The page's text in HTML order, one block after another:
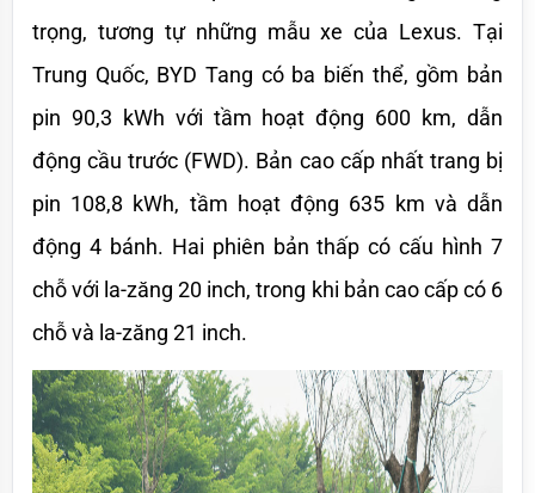
trọng, tương tự những mẫu xe của Lexus. Tại
Trung Quốc, BYD Tang có ba biến thể, gồm bản
pin 90,3 kWh với tầm hoạt động 600 km, dẫn
động cầu trước (FWD). Bản cao cấp nhất trang bị
pin 108,8 kWh, tầm hoạt động 635 km và dẫn
động 4 bánh. Hai phiên bản thấp có cấu hình 7
chỗ với la-zăng 20 inch, trong khi bản cao cấp có 6
chỗ và la-zăng 21 inch.